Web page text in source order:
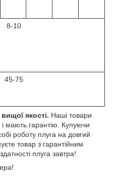
8-10
45-75
якості. Наші товари
і мають гарантію. Купуючи
роботу плуга на довгий
товар з гарантійним
плуга завтра!